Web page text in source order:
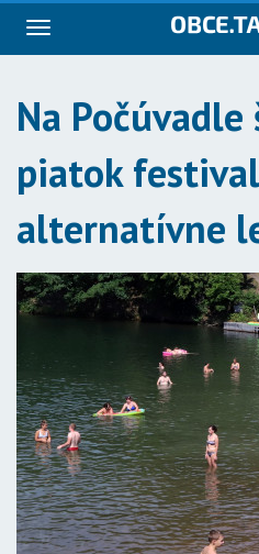
Navigácia
Na
piatok
alternatívne